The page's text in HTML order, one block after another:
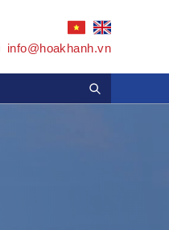
info@hoakhanh.vn